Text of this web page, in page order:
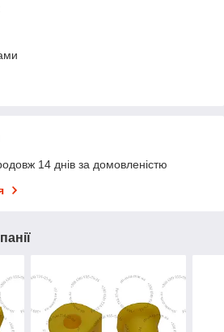
14 днів за домовленістю